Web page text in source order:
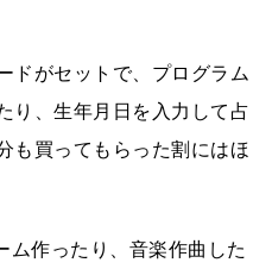
ドがセットで、プログラム
り、生年月日を入力して占
も買ってもらった割にはほ
ム作ったり、音楽作曲した